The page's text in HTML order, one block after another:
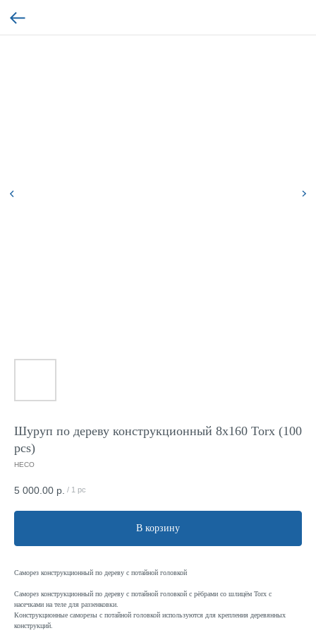
Шуруп по дереву конструкционный 8x160 Torx (100
pcs)
HECO
5 000.00 р. / 1 pc
В корзину
Саморез конструкционный по дереву с потайной головкой
Саморез конструкционный по дереву с потайной головкой с рёбрами со шлицём Torx с
насечками на теле для раззенковки.
Конструкционные саморезы с потайной головкой используются для крепления деревянных
конструкций.